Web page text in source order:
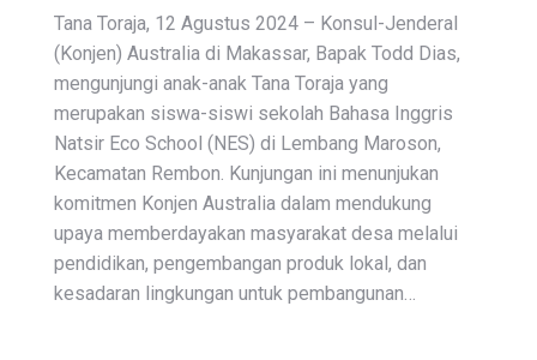
Tana Toraja, 12 Agustus 2024 – Konsul-Jenderal
(Konjen) Australia di Makassar, Bapak Todd Dias,
mengunjungi anak-anak Tana Toraja yang
merupakan siswa-siswi sekolah Bahasa Inggris
Natsir Eco School (NES) di Lembang Maroson,
Kecamatan Rembon. Kunjungan ini menunjukan
komitmen Konjen Australia dalam mendukung
upaya memberdayakan masyarakat desa melalui
pendidikan, pengembangan produk lokal, dan
kesadaran lingkungan untuk pembangunan…